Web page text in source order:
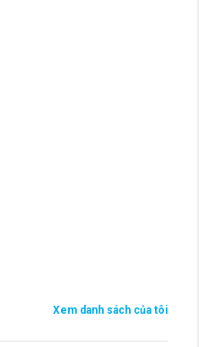
Xem danh sách của tôi